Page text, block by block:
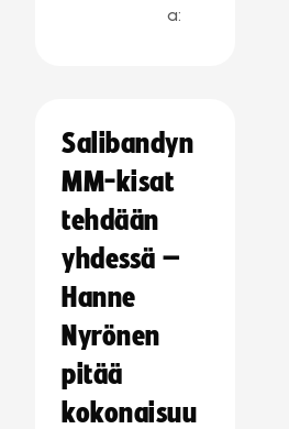
a:
Salibandyn
MM-kisat
tehdään
yhdessä –
Hanne
Nyrönen
pitää
kokonaisuu